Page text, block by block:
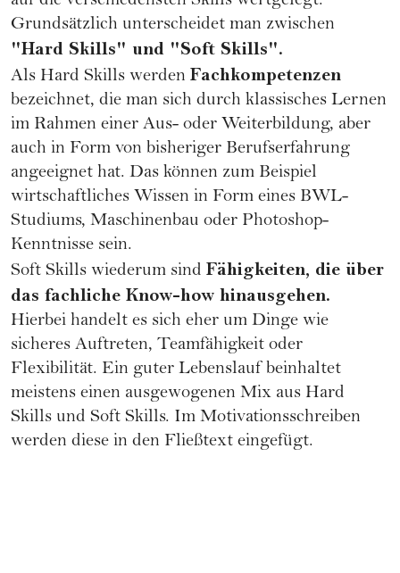
Grundsätzlich unterscheidet man zwischen
"Hard Skills" und "Soft Skills".
Als Hard Skills werden Fachkompetenzen
bezeichnet, die man sich durch klassisches Lernen
im Rahmen einer Aus- oder Weiterbildung, aber
auch in Form von bisheriger Berufserfahrung
angeeignet hat. Das können zum Beispiel
wirtschaftliches Wissen in Form eines BWL-
Studiums, Maschinenbau oder Photoshop-
Kenntnisse sein.
Soft Skills wiederum sind Fähigkeiten, die über
das fachliche Know-how hinausgehen.
Hierbei handelt es sich eher um Dinge wie
sicheres Auftreten, Teamfähigkeit oder
Flexibilität. Ein guter Lebenslauf beinhaltet
meistens einen ausgewogenen Mix aus Hard
Skills und Soft Skills. Im Motivationsschreiben
werden diese in den Fließtext eingefügt.